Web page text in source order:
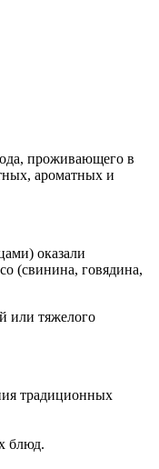
проживающего в
ароматных и
оказали
(свинина, говядина,
или тяжелого
традиционных
блюд.